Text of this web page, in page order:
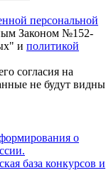
персональной
Законом №152-
и политикой
согласия на
не будут видны